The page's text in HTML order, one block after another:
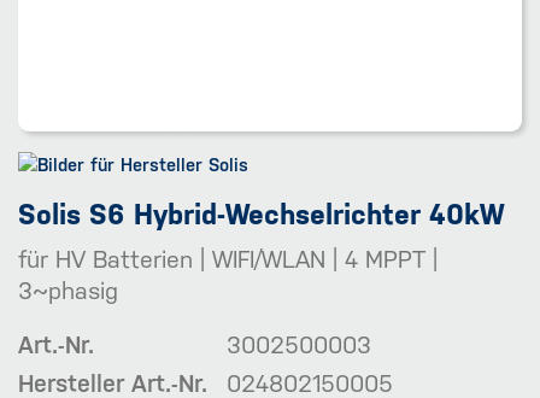
Solis S6 Hybrid-Wechselrichter 40kW
für HV Batterien | WIFI/WLAN | 4 MPPT |
3~phasig
Art.-Nr.
3002500003
Hersteller Art.-Nr.
024802150005